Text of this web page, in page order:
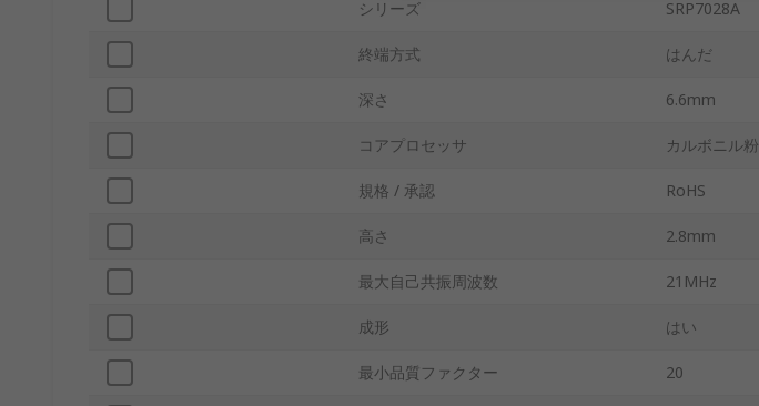
シリーズ SRP7028A
終端方式 はんだ
深さ 6.6mm
コアプロセッサ カルボニル粉
規格 / 承認 RoHS
高さ 2.8mm
最大自己共振周波数 21MHz
成形 はい
最小品質ファクター 20